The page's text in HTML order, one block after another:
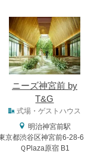
ニーズ神宮前 by
T&G
式場・ゲストハウス
明治神宮前駅
京都渋谷区神宮前6-28-6
ＱPlaza原宿 B1